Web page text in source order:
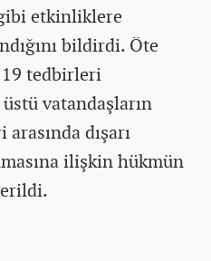
etkinliklere
bildirdi. Öte
tedbirleri
vatandaşların
dışarı
ilişkin hükmün